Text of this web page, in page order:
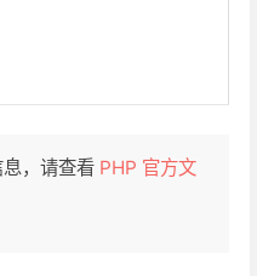
，请查看 PHP 官方文